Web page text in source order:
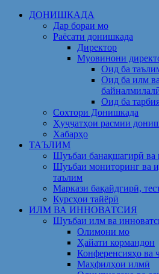
Skip
ДОНИШКАДА
Дар бораи мо
Раёсати донишкада
Директор
Муовинони
Оид ба
Оид ба илм
Оид ба
Сохтори Донишкада
Ҳуҷҷатҳои расмии
Хабарҳо
ТАЪЛИМ
Шуъбаи банақшагирӣ ва
Шуъбаи мониторинг ва
таълим
Маркази бақайдгирӣ,
Курсҳои тайёрӣ
ИЛМ ВА ИННОВАТСИЯ
Шуъбаи илм ва
Олимони мо
Ҳайати кормандон
Конференсияҳо ва
Маҳфилҳои илмӣ